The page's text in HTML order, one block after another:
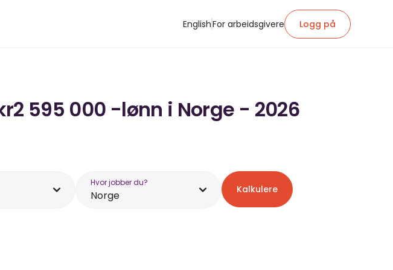
EnglishFor arbeidsgivere Logg på
595 000 -lønn i Norge - 2026
Hvor jobber du?
Norge Kalkulere